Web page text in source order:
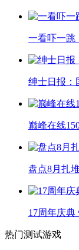
一看吓一跳
绅士日报：
巅峰在线
盘点8月扎
17周年庆典
热门测试游戏